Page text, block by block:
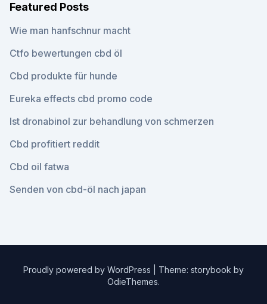
Featured Posts
Wie man hanfschnur macht
Ctfo bewertungen cbd öl
Cbd produkte für hunde
Eureka effects cbd promo code
Ist dronabinol zur behandlung von schmerzen
Cbd profitiert reddit
Cbd oil fatwa
Senden von cbd-öl nach japan
Proudly powered by WordPress
Theme: storybook by
OdieThemes.